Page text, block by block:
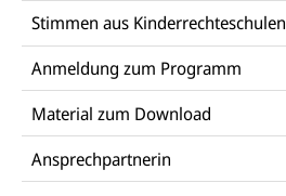
Stimmen aus Kinderrechteschulen
Anmeldung zum Programm
Material zum Download
Ansprechpartnerin